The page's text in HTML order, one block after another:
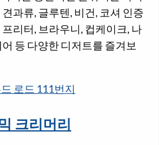
과류, 글루텐, 비건, 코셔 인증
리터, 브라우니, 컵케이크, 나
등 다양한 디저트를 즐겨보
로드 111번지
크리머리